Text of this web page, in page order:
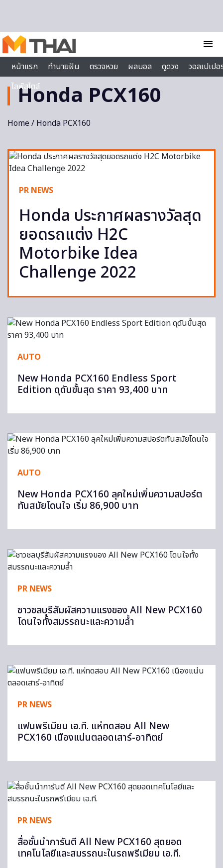
menu
หน้าแรก
ทำนายฝัน ตรวจหวย ผลบอล ดูดวง
วอลเปเป
ไลฟ์สไตล์
Honda PCX160
Home/ Honda PCX160
PR NEWS
Honda ประกาศผลรางวัลสุด
ยอดรถแต่ง H2C
Motorbike Idea
Challenge 2022
AUTO
New Honda PCX160 Endless Sport
Edition ดุดันขั้นสุด ราคา 93,400 บาท
AUTO
New Honda PCX160 ลุคใหม่เพิ่มความสปอร์ต
ทันสมัยโดนใจ เริ่ม 86,900 บาท
PR NEWS
ชาวชลบุรีสัมผัสความแรงของ All New PCX160
โดนใจทั้งสมรรถนะและความล้ำ
PR NEWS
แฟนพรีเมียม เอ.ที. แห่ทดสอบ All New
PCX160 เนืองแน่นตลอดเสาร์-อาทิตย์
PR NEWS
สื่อชั้นนำการันตี All New PCX160 สุดยอด
เทคโนโลยีและสมรรถนะในรถพรีเมียม เอ.ที.